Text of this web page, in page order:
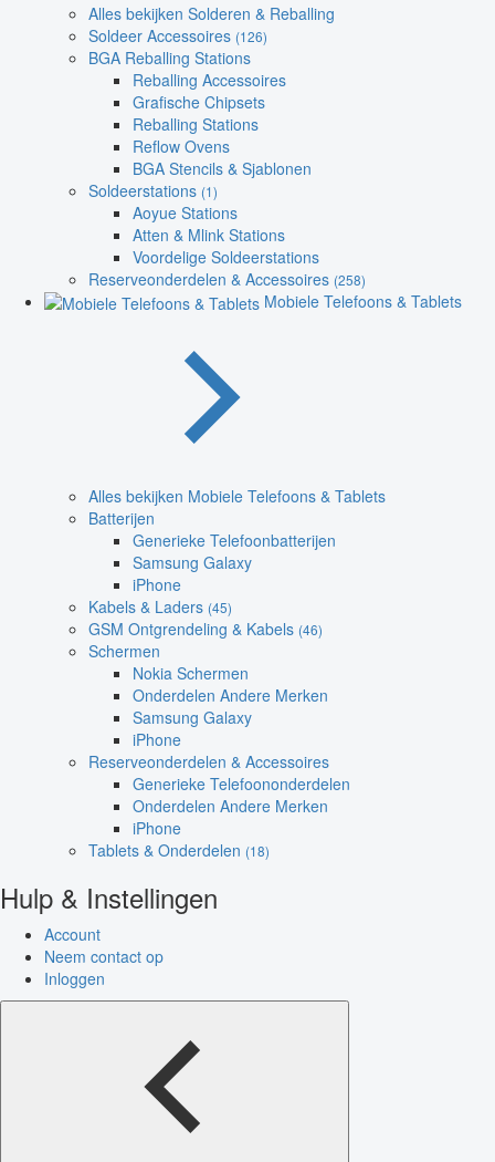
Alles bekijken Solderen & Reballing
Soldeer Accessoires (126)
BGA Reballing Stations
Reballing Accessoires
Grafische Chipsets
Reballing Stations
Reflow Ovens
BGA Stencils & Sjablonen
Soldeerstations (1)
Aoyue Stations
Atten & Mlink Stations
Voordelige Soldeerstations
Reserveonderdelen & Accessoires (258)
Mobiele Telefoons & Tablets
Alles bekijken Mobiele Telefoons & Tablets
Batterijen
Generieke Telefoonbatterijen
Samsung Galaxy
iPhone
Kabels & Laders (45)
GSM Ontgrendeling & Kabels (46)
Schermen
Nokia Schermen
Onderdelen Andere Merken
Samsung Galaxy
iPhone
Reserveonderdelen & Accessoires
Generieke Telefoononderdelen
Onderdelen Andere Merken
iPhone
Tablets & Onderdelen (18)
Hulp & Instellingen
Account
Neem contact op
Inloggen